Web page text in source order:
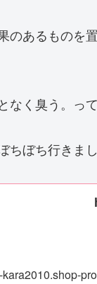
のあるものを
なく臭う。っ
ちぼち行きまし
kara2010.shop-